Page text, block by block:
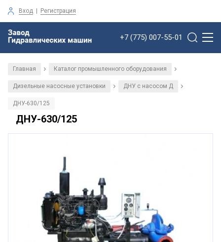
Вход | Регистрация
+7 (775) 007-55-01
Главная / Каталог промышленного оборудования /
Дизельные насосные установки / ДНУ с насосом Д /
ДНУ-630/125
ДНУ-630/125